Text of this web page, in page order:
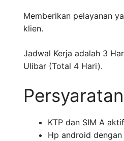
Memberikan pelayanan
klien.
Jadwal Kerja adalah 3
Ulibar (Total 4 Hari).
Persyaratan
KTP dan SIM A
Hp android dengan